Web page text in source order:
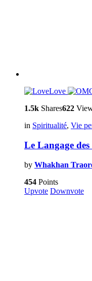
Love
1.5k Shares622
in Spiritualité, Vie
Le Langage
by Whakhan
454 Points
Upvote Downvote